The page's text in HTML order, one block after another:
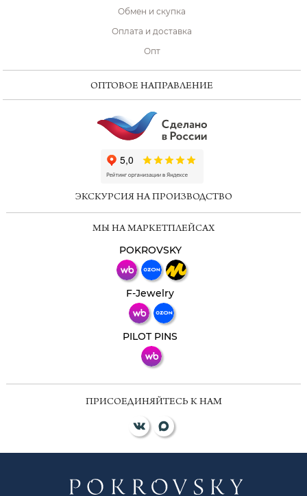
Обмен и скупка
Оплата и доставка
Опт
ОПТОВОЕ НАПРАВЛЕНИЕ
ЭКСКУРСИЯ НА ПРОИЗВОДСТВО
МЫ НА МАРКЕТПЛЕЙСАХ
POKROVSKY
F-Jewelry
PILOT PINS
ПРИСОЕДИНЯЙТЕСЬ К НАМ